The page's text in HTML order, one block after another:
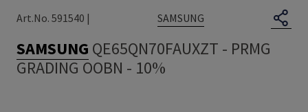
Art.No. 591540 |
SAMSUNG
SAMSUNG QE65QN70FAUXZT - PRMG
GRADING OOBN - 10%